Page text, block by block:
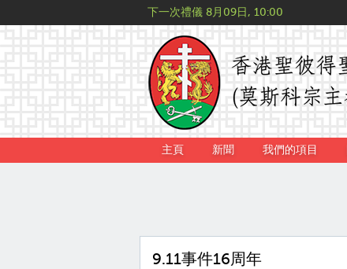
下一次禮儀 8月09日, 10:00
主頁 新聞 我們的項目
9.11事件16周年